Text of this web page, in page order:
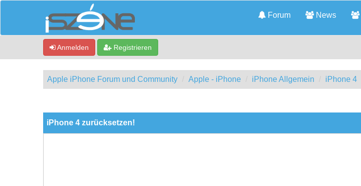
Forum News
Anmelden Registrieren
Apple iPhone Forum und Community Apple - iPhone iPhone Allgemein iPhone 4
iPhone 4 zurücksetzen!